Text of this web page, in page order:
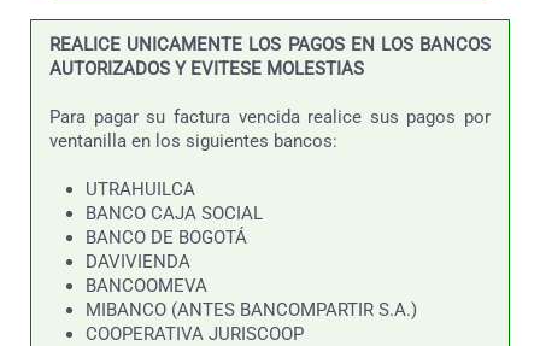
REALICE UNICAMENTE LOS PAGOS EN LOS BANCOS
AUTORIZADOS Y EVITESE MOLESTIAS
Para pagar su factura vencida realice sus pagos por
ventanilla en los siguientes bancos:
UTRAHUILCA
BANCO CAJA SOCIAL
BANCO DE BOGOTÁ
DAVIVIENDA
BANCOOMEVA
MIBANCO (ANTES BANCOMPARTIR S.A.)
COOPERATIVA JURISCOOP